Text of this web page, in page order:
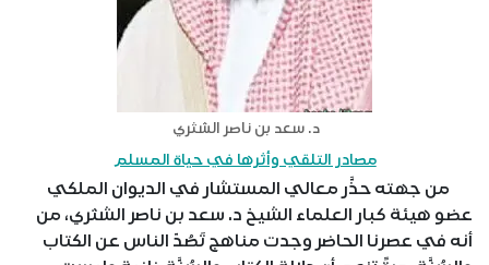
د. سعد بن ناصر الشثري
مصادر التلقي وأثرها في حياة المسلم
من جهته حذَّر معالي المستشار في الديوان الملكي
عضو هيئة كبار العلماء الشيخ د. سعد بن ناصر الشثري، من
أنه في عصرنا الحاضر وجدت مناهج تَصُدّ الناس عن الكتاب